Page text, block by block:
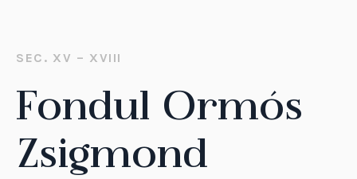
SEC. XV – XVIII
Fondul Ormós
Zsigmond